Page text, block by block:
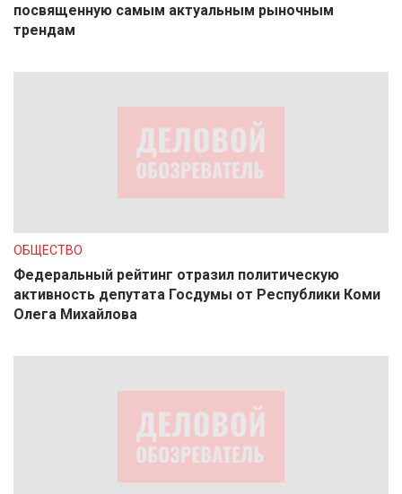
посвященную самым актуальным рыночным
трендам
ОБЩЕСТВО
Федеральный рейтинг отразил политическую
активность депутата Госдумы от Республики Коми
Олега Михайлова